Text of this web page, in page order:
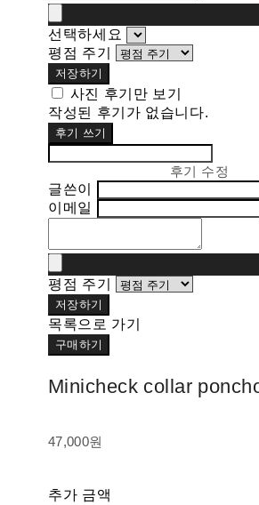
선택하세요
평점 주기
저장하기
사진 후기만 보기
작성된 후기가 없습니다.
후기 쓰기
후기 수정
글쓴이
이메일
평점 주기
저장하기
목록으로 가기
구매하기
Minicheck collar
47,000원
추가 금액